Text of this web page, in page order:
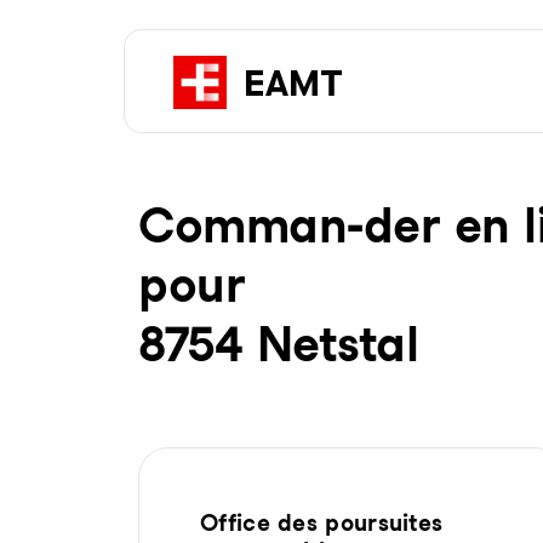
Com­man-der en
pour
8754 Netstal
Office des poursuites